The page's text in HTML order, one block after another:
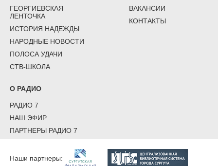
ГЕОРГИЕВСКАЯ
ЛЕНТОЧКА
ИСТОРИЯ НАДЕЖДЫ
НАРОДНЫЕ НОВОСТИ
ПОЛОСА УДАЧИ
СТВ-ШКОЛА
ВАКАНСИИ
КОНТАКТЫ
О РАДИО
РАДИО 7
НАШ ЭФИР
ПАРТНЕРЫ РАДИО 7
Наши партнеры: